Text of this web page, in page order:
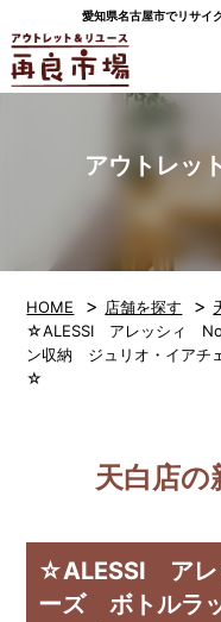
愛知県名古屋市でリサイ
アウトレッ
HOME > 店舗を探す >
☆ALESSI アレッシィ
ン収納 ジュリオ・イア
☆
天白店の
☆ALESSI ア
ーズ ボトルラ